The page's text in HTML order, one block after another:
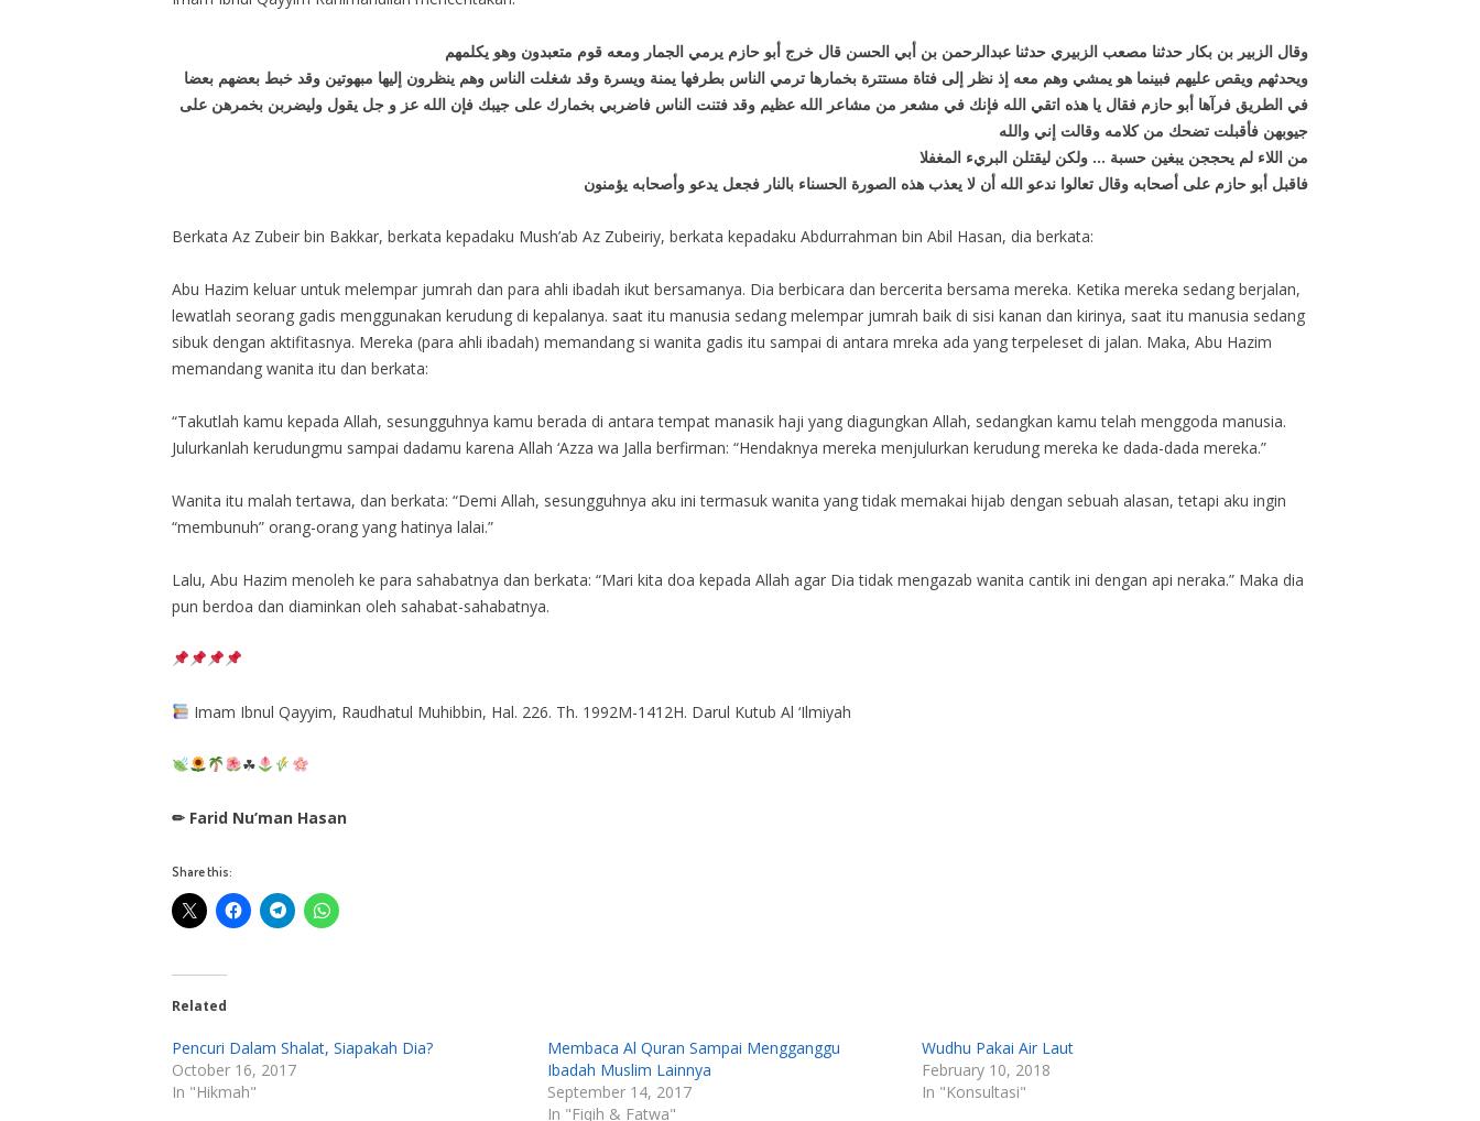
وقال الزبير بن بكار حدثنا مصعب الزبيري حدثنا عبدالرحمن بن أبي الحسن قال خرج أبو حازم يرمي الجمار ومعه قوم متعبدون وهو يكلمهم
ويحدثهم ويقص عليهم فبينما هو يمشي وهم معه إذ نظر إلى فتاة مستترة بخمارها ترمي الناس بطرفها يمنة ويسرة وقد شغلت الناس وهم ينظرون إليها مبهوتين وقد خبط بعضهم بعضا
في الطريق فرآها أبو حازم فقال يا هذه اتقي الله فإنك في مشعر من مشاعر الله عظيم وقد فتنت الناس فاضربي بخمارك على جيبك فإن الله عز و جل يقول وليضربن بخمرهن على
جيوبهن فأقبلت تضحك من كلامه وقالت إني والله
من اللاء لم يحججن يبغين حسبة … ولكن ليقتلن البريء المغفلا
فاقبل أبو حازم على أصحابه وقال تعالوا ندعو الله أن لا يعذب هذه الصورة الحسناء بالنار فجعل يدعو وأصحابه يؤمنون
Berkata Az Zubeir bin Bakkar, berkata kepadaku Mush’ab Az Zubeiriy, berkata kepadaku Abdurrahman bin Abil Hasan, dia berkata:
Abu Hazim keluar untuk melempar jumrah dan para ahli ibadah ikut bersamanya. Dia berbicara dan bercerita bersama mereka. Ketika mereka sedang berjalan,
lewatlah seorang gadis menggunakan kerudung di kepalanya. saat itu manusia sedang melempar jumrah baik di sisi kanan dan kirinya, saat itu manusia sedang
sibuk dengan aktifitasnya. Mereka (para ahli ibadah) memandang si wanita gadis itu sampai di antara mreka ada yang terpeleset di jalan. Maka, Abu Hazim
memandang wanita itu dan berkata:
“Takutlah kamu kepada Allah, sesungguhnya kamu berada di antara tempat manasik haji yang diagungkan Allah, sedangkan kamu telah menggoda manusia.
Julurkanlah kerudungmu sampai dadamu karena Allah ‘Azza wa Jalla berfirman: “Hendaknya mereka menjulurkan kerudung mereka ke dada-dada mereka.”
Wanita itu malah tertawa, dan berkata: “Demi Allah, sesungguhnya aku ini termasuk wanita yang tidak memakai hijab dengan sebuah alasan, tetapi aku ingin
“membunuh” orang-orang yang hatinya lalai.”
Lalu, Abu Hazim menoleh ke para sahabatnya dan berkata: “Mari kita doa kepada Allah agar Dia tidak mengazab wanita cantik ini dengan api neraka.” Maka dia
pun berdoa dan diaminkan oleh sahabat-sahabatnya.
Imam Ibnul Qayyim, Raudhatul Muhibbin, Hal. 226. Th. 1992M-1412H. Darul Kutub Al ‘Ilmiyah
☘
✏ Farid Nu’man Hasan
Share this:
Related
Pencuri Dalam Shalat, Siapakah Dia?
October 16, 2017
In "Hikmah"
Membaca Al Quran Sampai Mengganggu
Ibadah Muslim Lainnya
September 14, 2017
In "Fiqih & Fatwa"
Wudhu Pakai Air Laut
February 10, 2018
In "Konsultasi"